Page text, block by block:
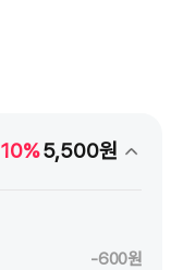
10%5,500원
-600원